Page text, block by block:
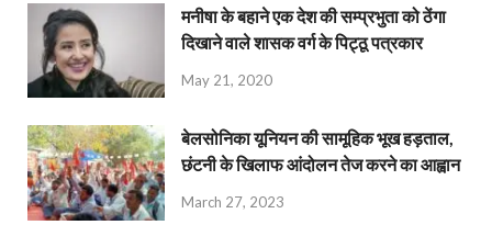
मनीषा के बहाने एक देश की सम्प्रभुता को ठेंगा
दिखाने वाले शासक वर्ग के पिट्ठू पत्रकार
May 21, 2020
बेलसोनिका यूनियन की सामूहिक भूख हड़ताल,
छंटनी के खिलाफ आंदोलन तेज करने का आह्वान
March 27, 2023